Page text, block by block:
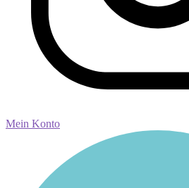
Mein Konto